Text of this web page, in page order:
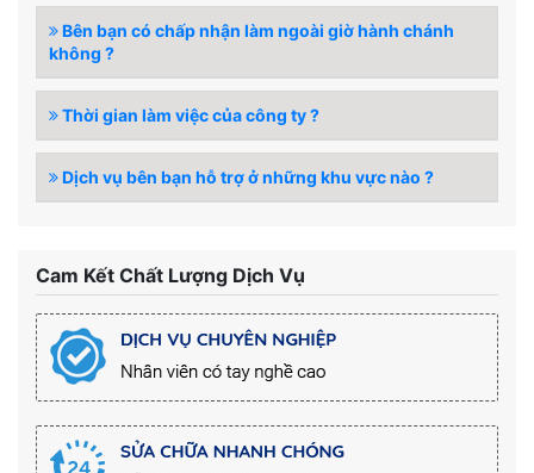
Bên bạn có chấp nhận làm ngoài giờ hành chánh
không ?
Thời gian làm việc của công ty ?
Dịch vụ bên bạn hỗ trợ ở những khu vực nào ?
Cam Kết Chất Lượng Dịch Vụ